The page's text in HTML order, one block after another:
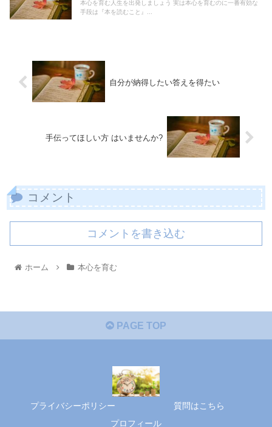
本心を育む人生を出発しましょう 実は本心を育むのに一番有効な
手段は『本を読むこと』...
自分が納得したい答えを得たい
手伝ってほしい方 はいませんか?
コメント
コメントを書き込む
ホーム 本心を育む
PAGE TOP
プライバシーポリシー
質問はこちら
プロフィール